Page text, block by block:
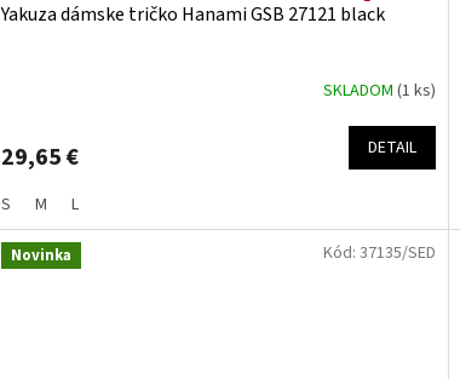
Yakuza dámske tričko Hanami GSB 27121 black
SKLADOM (1 ks)
29,65 € DETAIL
S M L
Novinka Kód: 37135/SED